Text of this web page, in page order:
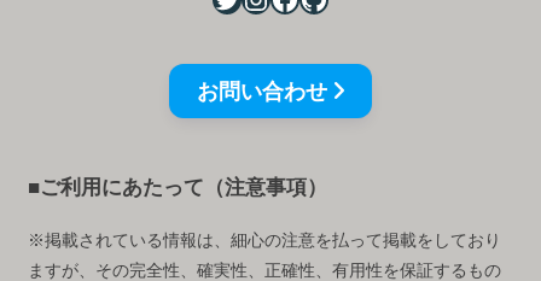
お問い合わせ
■ご利用にあたって（注意事項）
※掲載されている情報は、細心の注意を払って掲載をしており
ますが、その完全性、確実性、正確性、有用性を保証するもの